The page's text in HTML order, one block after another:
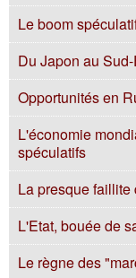
Le boom
Du Japon au
Opportunités en
L'économie
spéculatifs
La presque faillite
L'Etat, bouée de
Le règne des